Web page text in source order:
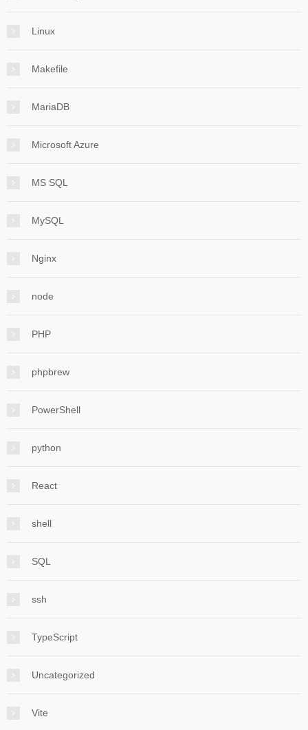
Linux
Makefile
MariaDB
Microsoft Azure
MS SQL
MySQL
Nginx
node
PHP
phpbrew
PowerShell
python
React
shell
SQL
ssh
TypeScript
Uncategorized
Vite